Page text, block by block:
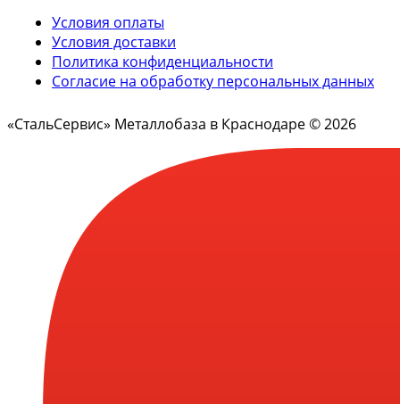
Условия оплаты
Условия доставки
Политика конфиденциальности
Согласие на обработку персональных данных
«СтальСервис» Металлобаза в Краснодаре © 2026